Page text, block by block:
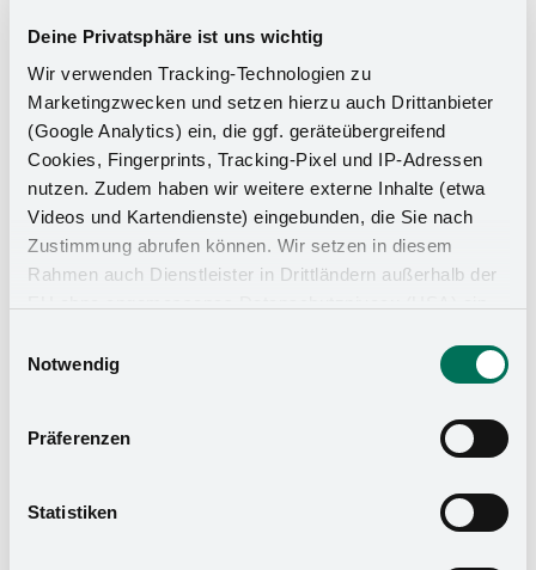
Deine Privatsphäre ist uns wichtig
Wir verwenden Tracking-Technologien zu
Marketingzwecken und setzen hierzu auch Drittanbieter
(Google Analytics) ein, die ggf. geräteübergreifend
Cookies, Fingerprints, Tracking-Pixel und IP-Adressen
nutzen. Zudem haben wir weitere externe Inhalte (etwa
Videos und Kartendienste) eingebunden, die Sie nach
Zustimmung abrufen können. Wir setzen in diesem
Rahmen auch Dienstleister in Drittländern außerhalb der
zu Sicherheits- und Überwachungszwecken zugreifen,
Rechtsmittel einlegen können. Mit Ihrer Einstellung
willigen Sie in die oben beschriebenen Vorgänge ein. Sie
widerrufen. Mehr Informationen finden Sie in unserer
Impressum.
Notwendig
Präferenzen
Statistiken